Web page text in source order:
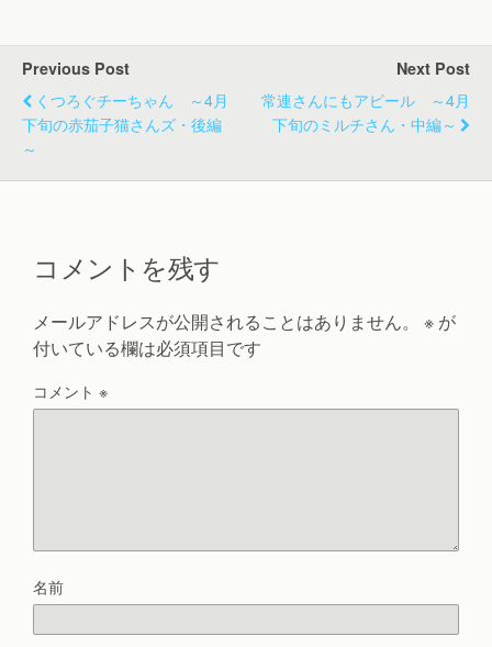
Previous Post
くつろぐチーちゃん ～4月
下旬の赤茄子猫さんズ・後編
～
Next Post
常連さんにもアピール ～4月
下旬のミルチさん・中編～
コメントを残す
メールアドレスが公開されることはありません。 ※ が
付いている欄は必須項目です
コメント ※
名前